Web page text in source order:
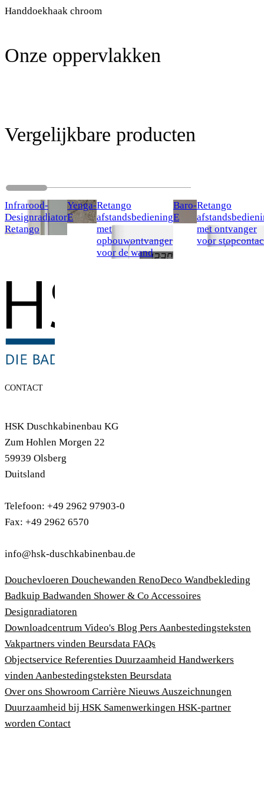
Handdoekhaak chroom
Onze oppervlakken
Vergelijkbare producten
Infrarood-
Designradiator
Retango
Yenga-
E
Retango
afstandsbediening
met
opbouwontvanger
voor de wand
Baro-
E
Retango
met ontvanger
voor
CONTACT
HSK Duschkabinenbau KG
Zum Hohlen Morgen 22
59939 Olsberg
Duitsland
Telefoon: +49 2962 97903-0
Fax: +49 2962 6570
info@hsk-duschkabinenbau.de
Douchevloeren Douchewanden RenoDeco Wandbekleding
Badkuip Badwanden Shower & Co Accessoires
Designradiatoren
Downloadcentrum Video's Blog Pers Aanbestedingsteksten
Vakpartners vinden Beursdata FAQs
Objectservice Referenties Duurzaamheid Handwerkers
vinden Aanbestedingsteksten Beursdata
Over ons Showroom Carrière Nieuws Auszeichnungen
Duurzaamheid bij HSK Samenwerkingen HSK-partner
worden Contact